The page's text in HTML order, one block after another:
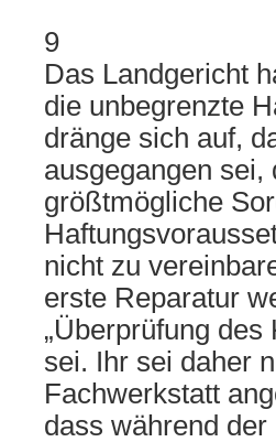
9
Das Landgericht
die unbegrenzte
dränge sich auf,
ausgegangen
größtmögliche
nicht zu
erste Reparatur
„Überprüfung
sei. Ihr sei daher
Fachwerkstatt
dass während